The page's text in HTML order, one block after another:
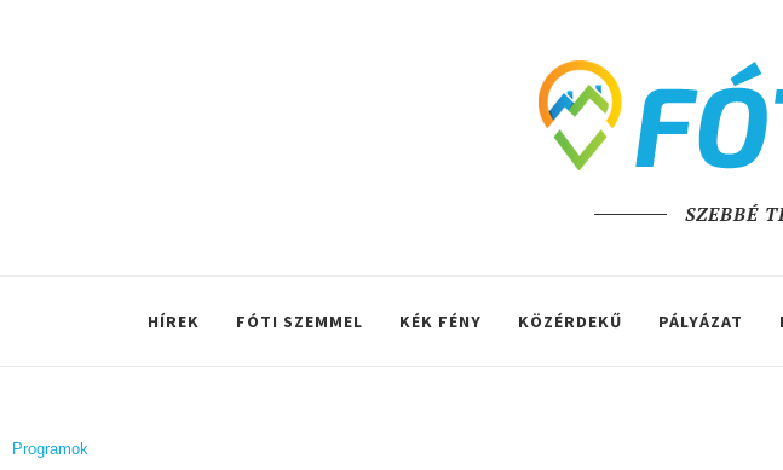
SZEBBÉ
HÍREK FÓTI SZEMMEL KÉK FÉNY KÖZÉRDEKŰ PÁLYÁZAT
Programok